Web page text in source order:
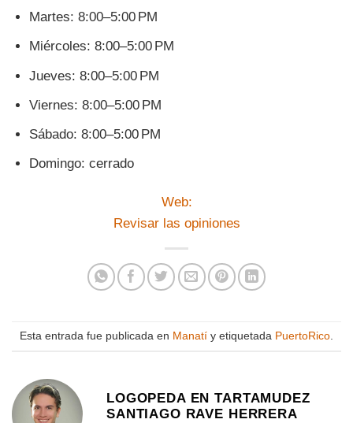
Martes: 8:00–5:00 PM
Miércoles: 8:00–5:00 PM
Jueves: 8:00–5:00 PM
Viernes: 8:00–5:00 PM
Sábado: 8:00–5:00 PM
Domingo: cerrado
Web:
Revisar las opiniones
Esta entrada fue publicada en Manatí y etiquetada PuertoRico.
LOGOPEDA EN TARTAMUDEZ
SANTIAGO RAVE HERRERA